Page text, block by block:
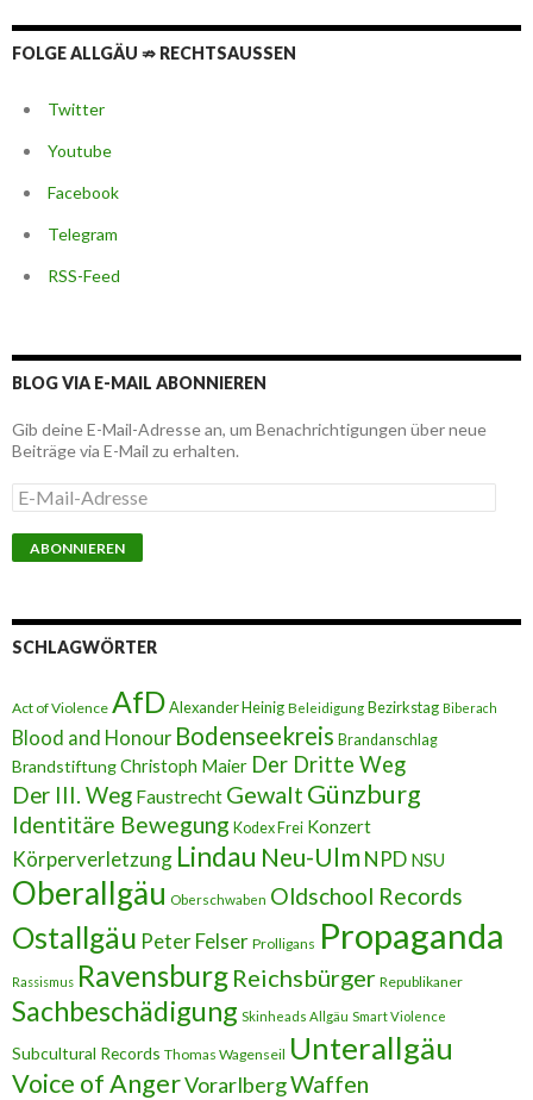
FOLGE ALLGÄU ⇏ RECHTSAUSSEN
Twitter
Youtube
Facebook
Telegram
RSS-Feed
BLOG VIA E-MAIL ABONNIEREN
Gib deine E-Mail-Adresse an, um Benachrichtigungen über neue
Beiträge via E-Mail zu erhalten.
E
-
M
a
-
A
e
s
s
e
SCHLAGWÖRTER
Act of Violence AfDAlexander Heinig Beleidigung Bezirkstag Biberach
Blood and Honour Bodenseekreis Brandanschlag
BrandstiftungChristoph Maier Der Dritte Weg
Der III. Weg Faustrecht Gewalt Günzburg
Identitäre Bewegung Kodex Frei Konzert
Körperverletzung Lindau Neu-Ulm NPD NSU
Oberallgäu Oberschwaben Oldschool Records
Ostallgäu Peter Felser Prolligans Propaganda
Rassismus Ravensburg Reichsbürger Republikaner
Sachbeschädigung Skinheads Allgäu Smart Violence
Subcultural Records Thomas Wagenseil Unterallgäu
Voice of AngerVorarlbergWaffen